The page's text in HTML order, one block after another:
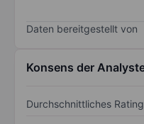
Daten bereitgestellt von
Konsens der
Durchschnittliches Rating